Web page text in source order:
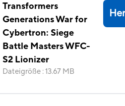
Transformers
Generations War for
Cybertron: Siege
Battle Masters WFC-
S2 Lionizer
Dateigröße :13.67 MB